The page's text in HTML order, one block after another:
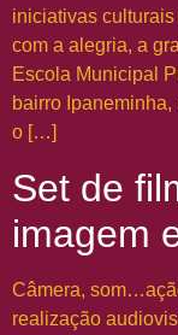
iniciativas
com a alegria, a
Escola Municipal
bairro
o […]
Set de
imagem
Câmera,
realização